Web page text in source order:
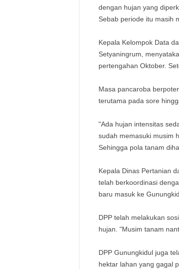
dengan hujan yang
Sebab periode itu masih
Kepala Kelompok Data
Setyaningrum,
pertengahan Oktober.
Masa pancaroba
terutama pada sore
"Ada hujan intensitas
sudah memasuki musim
Sehingga pola tanam
Kepala Dinas Pertanian
telah berkoordinasi
baru masuk ke
DPP telah melakukan
hujan. "Musim tanam
DPP Gunungkidul juga
hektar lahan yang gagal